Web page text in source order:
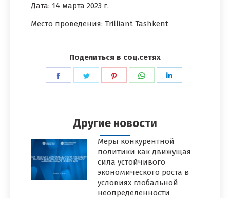
Дата: 14 марта 2023 г.
Место проведения: Trilliant Tashkent
Поделиться в соц.сетях
ПоделитьсяПоделитьсяПоделитьсяПоделиться
Другие новости
Меры конкурентной
политики как движущая
сила устойчивого
экономического роста в
условиях глобальной
неопределенности